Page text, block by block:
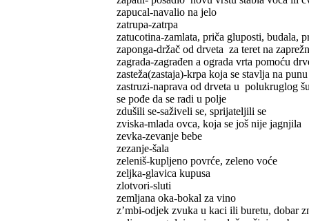
zapucal-navalio na jelo
zatrupa-zatrpa
zatucotina-zamlata, priča gluposti, budala,
zaponga-držač od drveta za teret na
zagrada-zagrađen a ograda vrta pomoću
zasteža(zastaja)-krpa koja se stavlja na
zastruzi-naprava od drveta u polukruglog
se pođe da se radi u polje
zdušili se-saživeli se, sprijateljili se
zviska-mlada ovca, koja se još nije jagnjila
zevka-zevanje bebe
zezanje-šala
zeleniš-kupljeno povrće, zeleno voće
zeljka-glavica kupusa
zlotvori-sluti
zemljana oka-bokal za vino
z’mbi-odjek zvuka u kaci ili buretu, dobar